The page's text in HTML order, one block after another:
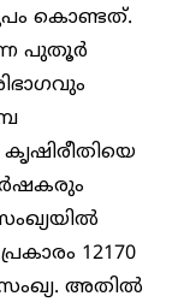
കൊണ്ടത്.
പുതൂർ
12170
അതിൽ